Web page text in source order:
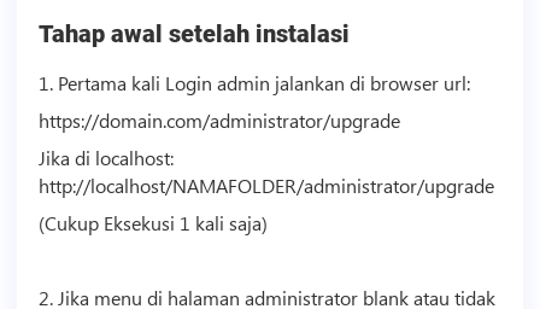
Tahap awal setelah instalasi
1. Pertama kali Login admin jalankan di browser url:
https://domain.com/administrator/upgrade
Jika di localhost:
http://localhost/NAMAFOLDER/administrator/upgrade
(Cukup Eksekusi 1 kali saja)
2. Jika menu di halaman administrator blank atau tidak